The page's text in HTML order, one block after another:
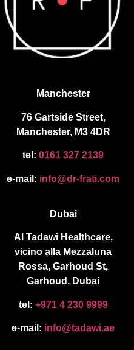
Manchester
76 Gartside Street,
Manchester, M3 4DR
tel: 0161 327 2139
e-mail: info@dr-frati.com
Dubai
Al Tadawi Healthcare,
vicino alla Mezzaluna
Rossa, Garhoud St,
Garhoud, Dubai
tel: +971 4 230 9999
e-mail: info@tadawi.ae